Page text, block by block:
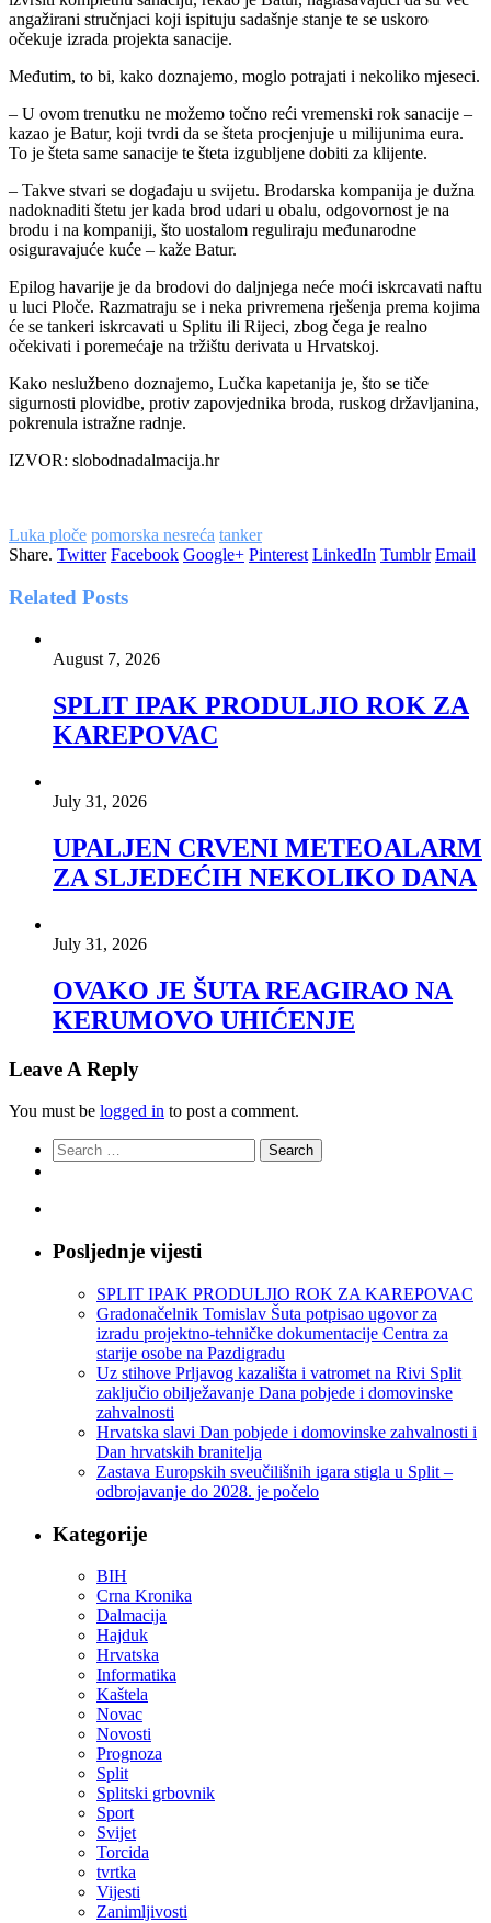
angažirani stručnjaci koji ispituju sadašnje stanje te se uskoro
očekuje izrada projekta sanacije.
Međutim, to bi, kako doznajemo, moglo potrajati i nekoliko mjeseci.
– U ovom trenutku ne možemo točno reći vremenski rok sanacije –
kazao je Batur, koji tvrdi da se šteta procjenjuje u milijunima eura.
To je šteta same sanacije te šteta izgubljene dobiti za klijente.
– Takve stvari se događaju u svijetu. Brodarska kompanija je dužna
nadoknaditi štetu jer kada brod udari u obalu, odgovornost je na
brodu i na kompaniji, što uostalom reguliraju međunarodne
osiguravajuće kuće – kaže Batur.
Epilog havarije je da brodovi do daljnjega neće moći iskrcavati naftu
u luci Ploče. Razmatraju se i neka privremena rješenja prema kojima
će se tankeri iskrcavati u Splitu ili Rijeci, zbog čega je realno
očekivati i poremećaje na tržištu derivata u Hrvatskoj.
Kako neslužbeno doznajemo, Lučka kapetanija je, što se tiče
sigurnosti plovidbe, protiv zapovjednika broda, ruskog državljanina,
pokrenula istražne radnje.
IZVOR: slobodnadalmacija.hr
Luka ploče pomorska nesreća tanker
Share. Twitter Facebook Google+ Pinterest LinkedIn Tumblr Email
Related Posts
August 7, 2026
SPLIT IPAK PRODULJIO ROK ZA
KAREPOVAC
July 31, 2026
UPALJEN CRVENI METEOALARM
ZA SLJEDEĆIH NEKOLIKO DANA
July 31, 2026
OVAKO JE ŠUTA REAGIRAO NA
KERUMOVO UHIĆENJE
Leave A Reply
You must be logged in to post a comment.
Search
for:
Posljednje vijesti
SPLIT IPAK PRODULJIO ROK ZA KAREPOVAC
Gradonačelnik Tomislav Šuta potpisao ugovor za
izradu projektno-tehničke dokumentacije Centra za
starije osobe na Pazdigradu
Uz stihove Prljavog kazališta i vatromet na Rivi Split
zaključio obilježavanje Dana pobjede i domovinske
zahvalnosti
Hrvatska slavi Dan pobjede i domovinske zahvalnosti i
Dan hrvatskih branitelja
Zastava Europskih sveučilišnih igara stigla u Split –
odbrojavanje do 2028. je počelo
Kategorije
BIH
Crna Kronika
Dalmacija
Hajduk
Hrvatska
Informatika
Kaštela
Novac
Novosti
Prognoza
Split
Splitski grbovnik
Sport
Svijet
Torcida
tvrtka
Vijesti
Zanimljivosti